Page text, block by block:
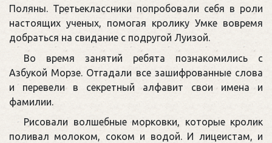
Поляны. Третьеклассники попробовали себя в роли
настоящих ученых, помогая кролику Умке вовремя
добраться на свидание с подругой Луизой.
Во время занятий ребята познакомились с
Азбукой Морзе. Отгадали все зашифрованные слова
и перевели в секретный алфавит свои имена и
фамилии.
Рисовали волшебные морковки, которые кролик
поливал молоком, соком и водой. И лицеистам, и